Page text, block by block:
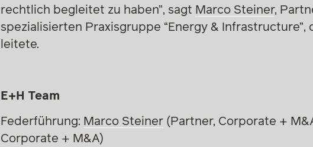
rechtlich begleitet zu haben”, sagt Marco Steiner,
spezialisierten Praxisgruppe “Energy &
leitete.
E+H Team
Federführung: Marco Steiner(Partner, Corporate +
Corporate + M&A)